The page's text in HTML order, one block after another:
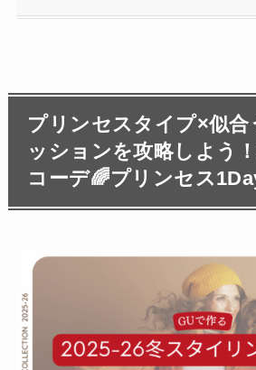
プリンセスタイプ×似合
ッションを攻略しよう
コーデ🌈プリンセス